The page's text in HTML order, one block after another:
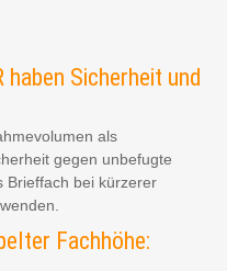
haben Sicherheit und
als
gegen unbefugte
Brieffach bei kürzerer
Fachhöhe: